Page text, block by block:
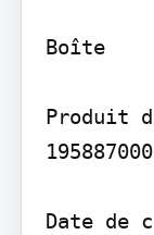
Boîte
Produit
Date de